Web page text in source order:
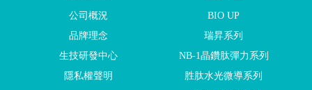
公司概況
品牌理念
生技研發中心
隱私權聲明
BIO UP
瑞昇系列
NB-1晶鑽肽彈力系列
胜肽水光微導系列